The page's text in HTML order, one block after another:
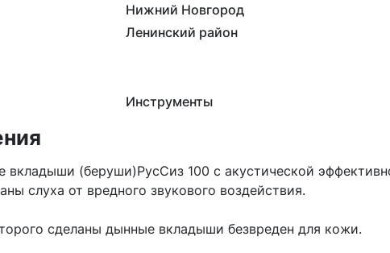
Нижний Новгород
Ленинский район
Инструменты
слуха от вредного звукового воздействия.
сделаны дынные вкладыши безвреден для кожи.